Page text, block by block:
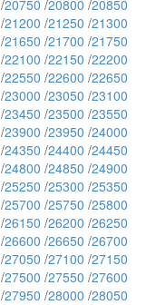
/20750 /20800 /20850
/21200 /21250 /21300
/21650 /21700 /21750
/22100 /22150 /22200
/22550 /22600 /22650
/23000 /23050 /23100
/23450 /23500 /23550
/23900 /23950 /24000
/24350 /24400 /24450
/24800 /24850 /24900
/25250 /25300 /25350
/25700 /25750 /25800
/26150 /26200 /26250
/26600 /26650 /26700
/27050 /27100 /27150
/27500 /27550 /27600
/27950 /28000 /28050